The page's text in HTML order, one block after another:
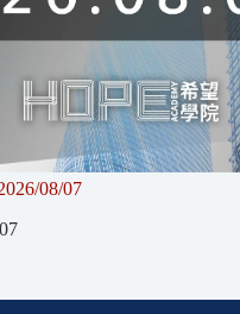
08/07